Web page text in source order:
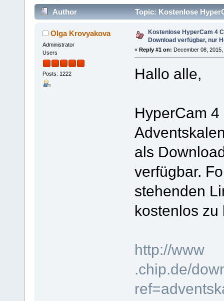
Author
Topic: Kostenlose
Olga Krovyakova
Administrator
Users
Posts: 1222
Kostenlose HyperCam 4
Download verfügbar, nur
« Reply #1 on: December 08,
Hallo alle,
HyperCam
als
verfügbar.
stehenden
kostenlos zu
http://www
.chip.de/